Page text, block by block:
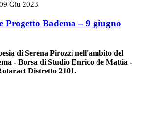
Giu 2023
Progetto Badema – 9 giugno
di Serena Pirozzi nell'ambito del
- Borsa di Studio Enrico de Mattia -
Distretto 2101.